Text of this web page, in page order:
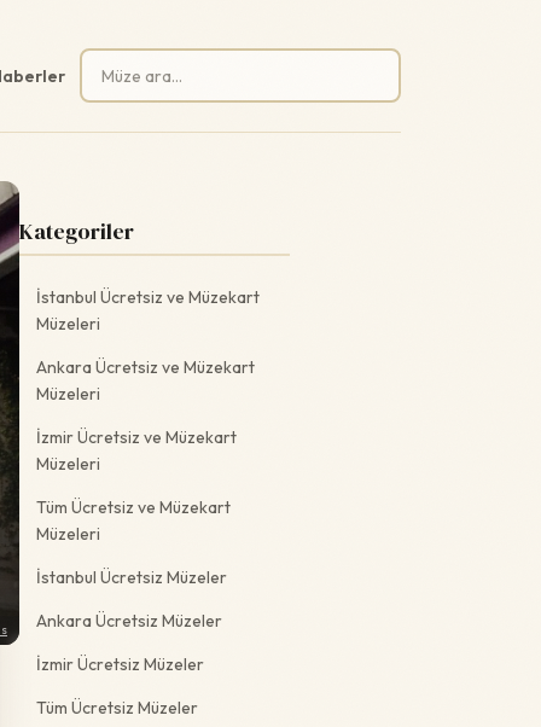
Arama:
Kategoriler
İstanbul Ücretsiz ve Müzekart
Müzeleri
Ankara Ücretsiz ve Müzekart
Müzeleri
İzmir Ücretsiz ve Müzekart
Müzeleri
Tüm Ücretsiz ve Müzekart
Müzeleri
İstanbul Ücretsiz Müzeler
Ankara Ücretsiz Müzeler
İzmir Ücretsiz Müzeler
Tüm Ücretsiz Müzeler